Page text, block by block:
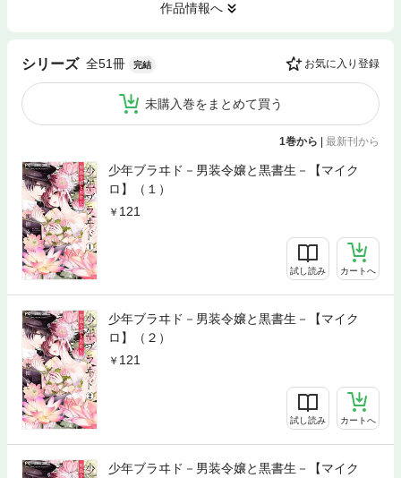
作品情報へ
シリーズ 全51冊 完結 お気に入り登録
未購入巻をまとめて買う
1巻から 最新刊から
少年ブラヰド－男装令嬢と黒書生－【マイク
ロ】（１）
121
試し読み カートへ
少年ブラヰド－男装令嬢と黒書生－【マイク
ロ】（２）
121
試し読み カートへ
少年ブラヰド－男装令嬢と黒書生－【マイク